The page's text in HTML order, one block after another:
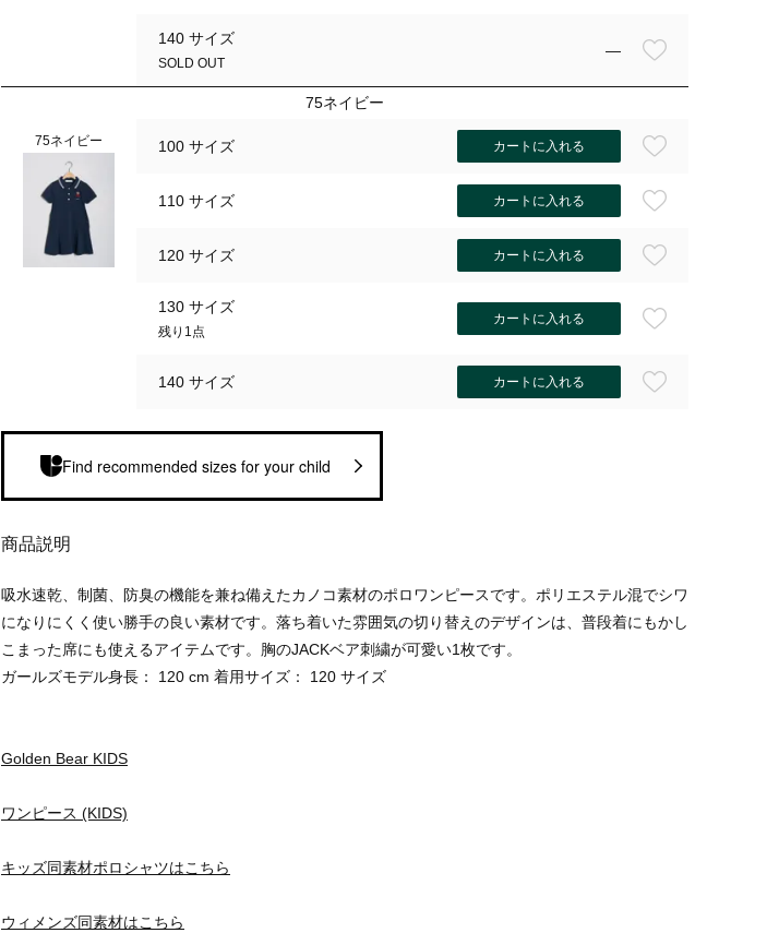
140 サイズ
SOLD OUT
—
75ネイビー
75ネイビー 100 サイズ カートに入れる
110 サイズ カートに入れる
120 サイズ カートに入れる
130 サイズ
残り1点
カートに入れる
140 サイズ カートに入れる
Find recommended sizes for your child
商品説明
吸水速乾、制菌、防臭の機能を兼ね備えたカノコ素材のポロワンピースです。ポリエステル混でシワ
になりにくく使い勝手の良い素材です。落ち着いた雰囲気の切り替えのデザインは、普段着にもかし
こまった席にも使えるアイテムです。胸のJACKベア刺繍が可愛い1枚です。
ガールズモデル身長： 120 cm 着用サイズ： 120 サイズ
Golden Bear KIDS
ワンピース (KIDS)
キッズ同素材ポロシャツはこちら
ウィメンズ同素材はこちら